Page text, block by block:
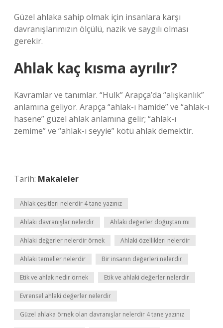
Güzel ahlaka sahip olmak için insanlara karşı
davranışlarımızın ölçülü, nazik ve saygılı olması
gerekir.
Ahlak kaç kısma ayrılır?
Kavramlar ve tanımlar. “Hulk” Arapça’da “alışkanlık”
anlamına geliyor. Arapça “ahlak-ı hamide” ve “ahlak-ı
hasene” güzel ahlak anlamına gelir; “ahlak-ı
zemime” ve “ahlak-ı seyyie” kötü ahlak demektir.
Tarih: Makaleler
Ahlak çeşitleri nelerdir 4 tane yazınız
Ahlaki davranışlar nelerdir Ahlaki değerler doğuştan mı
Ahlaki değerler nelerdir örnek Ahlaki özellikleri nelerdir
Ahlaki temeller nelerdir Bir insanın değerleri nelerdir
Etik ve ahlak nedir örnek Etik ve ahlaki değerler nelerdir
Evrensel ahlaki değerler nelerdir
Güzel ahlaka örnek olan davranışlar nelerdir 4 tane yazınız